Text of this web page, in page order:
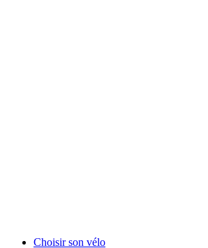
Choisir son vélo